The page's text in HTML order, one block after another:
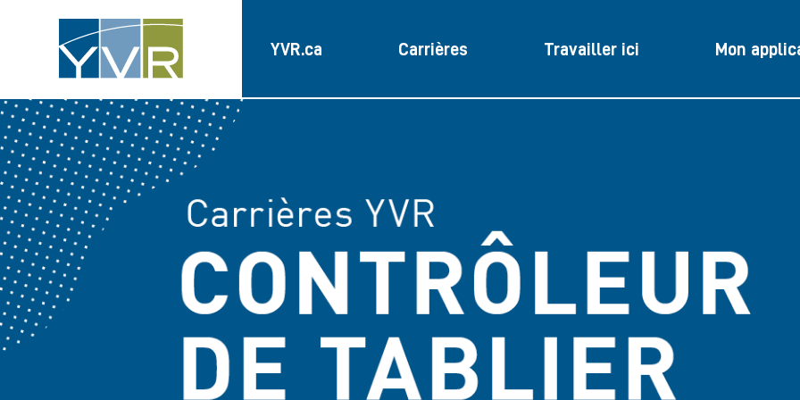
YVR.ca Carrières Travailler ici Mon